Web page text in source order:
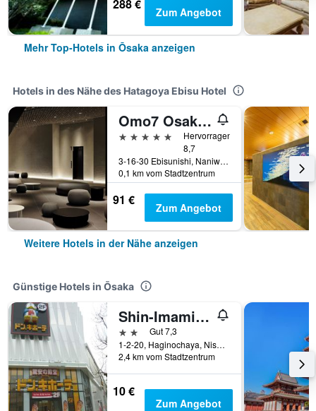
288 € Zum Angebot
Mehr Top-Hotels in Ōsaka anzeigen
Hotels in des Nähe des Hatagoya Ebisu Hotel
Omo7 Osaka By Hoshino Resorts
5 Sterne
Hervorragend
8,7
3-16-30 Ebisunishi, Naniwa, Ōsaka, Japan
0,1 km vom Stadtzentrum
91 € Zum Angebot
Weitere Hotels in der Nähe anzeigen
Günstige Hotels in Ōsaka
Shin-Imamiya Hotel
2 SterneGut 7,3
1-2-20, Haginochaya, Nishinari, Ōsaka, Japan
2,4 km vom Stadtzentrum
10 €
Zum Angebot